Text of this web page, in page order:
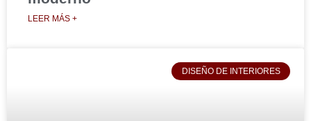
LEER MÁS +
DISEÑO DE INTERIORES